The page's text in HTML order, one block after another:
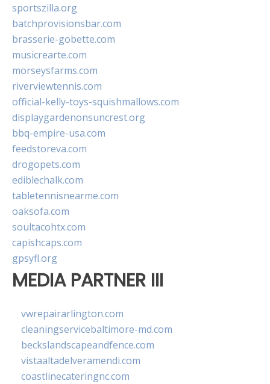
sportszilla.org
batchprovisionsbar.com
brasserie-gobette.com
musicrearte.com
morseysfarms.com
riverviewtennis.com
official-kelly-toys-squishmallows.com
displaygardenonsuncrest.org
bbq-empire-usa.com
feedstoreva.com
drogopets.com
ediblechalk.com
tabletennisnearme.com
oaksofa.com
soultacohtx.com
capishcaps.com
gpsyfl.org
MEDIA PARTNER III
vwrepairarlington.com
cleaningservicebaltimore-md.com
beckslandscapeandfence.com
vistaaltadelveramendi.com
coastlinecateringnc.com